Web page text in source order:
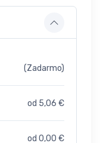
(Zadarmo)
od 5,06 €
od 0,00 €